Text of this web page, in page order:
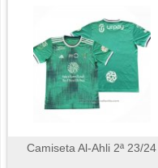
Camiseta Al-Ahli 2ª 23/24